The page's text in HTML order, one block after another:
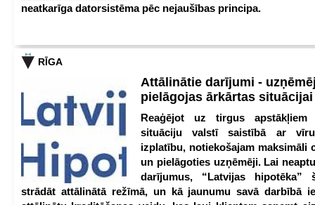
neatkarīga datorsistēma pēc nejaušības principa.
RĪGA
Attālinātie darījumi -
pielāgojas ārkārtas
Reaģējot uz tirgus apstākļiem
situāciju valstī saistībā ar
izplatību, notiekošajam maksimāli
un pielāgoties uzņēmēji. Lai
darījumus, “Latvijas hipotēka”
strādāt attālinātā režīmā, un kā jaunumu savā darbībā